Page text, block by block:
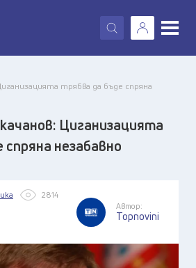
X
трябва да бъде спряна
Циганизацията
незабавно
2814
Автор:
Topnovini